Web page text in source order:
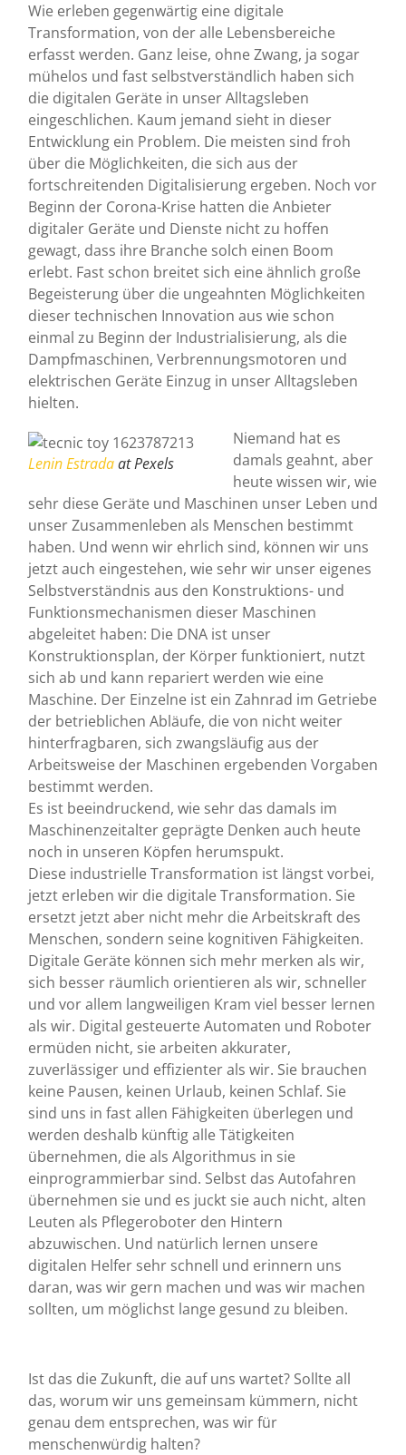
Wie erleben gegenwärtig eine digitale
Transformation, von der alle Lebensbereiche
erfasst werden. Ganz leise, ohne Zwang, ja sogar
mühelos und fast selbstverständlich haben sich
die digitalen Geräte in unser Alltagsleben
eingeschlichen. Kaum jemand sieht in dieser
Entwicklung ein Problem. Die meisten sind froh
über die Möglichkeiten, die sich aus der
fortschreitenden Digitalisierung ergeben. Noch vor
Beginn der Corona-Krise hatten die Anbieter
digitaler Geräte und Dienste nicht zu hoffen
gewagt, dass ihre Branche solch einen Boom
erlebt. Fast schon breitet sich eine ähnlich große
Begeisterung über die ungeahnten Möglichkeiten
dieser technischen Innovation aus wie schon
einmal zu Beginn der Industrialisierung, als die
Dampfmaschinen, Verbrennungsmotoren und
elektrischen Geräte Einzug in unser Alltagsleben
hielten.
Lenin Estradaat Pexels
Niemand hat es
damals geahnt, aber
heute wissen wir, wie
sehr diese Geräte und Maschinen unser Leben und
unser Zusammenleben als Menschen bestimmt
haben. Und wenn wir ehrlich sind, können wir uns
jetzt auch eingestehen, wie sehr wir unser eigenes
Selbstverständnis aus den Konstruktions- und
Funktionsmechanismen dieser Maschinen
abgeleitet haben: Die DNA ist unser
Konstruktionsplan, der Körper funktioniert, nutzt
sich ab und kann repariert werden wie eine
Maschine. Der Einzelne ist ein Zahnrad im Getriebe
der betrieblichen Abläufe, die von nicht weiter
hinterfragbaren, sich zwangsläufig aus der
Arbeitsweise der Maschinen ergebenden Vorgaben
bestimmt werden.
Es ist beeindruckend, wie sehr das damals im
Maschinenzeitalter geprägte Denken auch heute
noch in unseren Köpfen herumspukt.
Diese industrielle Transformation ist längst vorbei,
jetzt erleben wir die digitale Transformation. Sie
ersetzt jetzt aber nicht mehr die Arbeitskraft des
Menschen, sondern seine kognitiven Fähigkeiten.
Digitale Geräte können sich mehr merken als wir,
sich besser räumlich orientieren als wir, schneller
und vor allem langweiligen Kram viel besser lernen
als wir. Digital gesteuerte Automaten und Roboter
ermüden nicht, sie arbeiten akkurater,
zuverlässiger und effizienter als wir. Sie brauchen
keine Pausen, keinen Urlaub, keinen Schlaf. Sie
sind uns in fast allen Fähigkeiten überlegen und
werden deshalb künftig alle Tätigkeiten
übernehmen, die als Algorithmus in sie
einprogrammierbar sind. Selbst das Autofahren
übernehmen sie und es juckt sie auch nicht, alten
Leuten als Pflegeroboter den Hintern
abzuwischen. Und natürlich lernen unsere
digitalen Helfer sehr schnell und erinnern uns
daran, was wir gern machen und was wir machen
sollten, um möglichst lange gesund zu bleiben.
Ist das die Zukunft, die auf uns wartet? Sollte all
das, worum wir uns gemeinsam kümmern, nicht
genau dem entsprechen, was wir für
menschenwürdig halten?